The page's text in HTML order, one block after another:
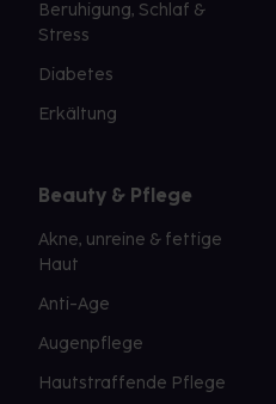
Beruhigung, Schlaf &
Stress
Diabetes
Erkältung
Beauty & Pflege
Akne, unreine & fettige
Haut
Anti-Age
Augenpflege
Hautstraffende Pflege